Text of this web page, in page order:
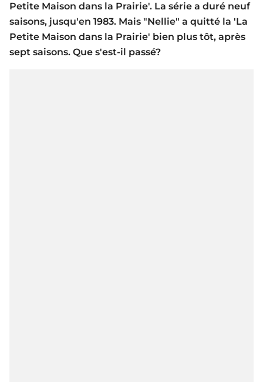
Petite Maison dans la Prairie'. La série a duré neuf
saisons, jusqu'en 1983. Mais "Nellie" a quitté la 'La
Petite Maison dans la Prairie' bien plus tôt, après
sept saisons. Que s'est-il passé?